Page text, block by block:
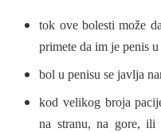
tok ove bolesti može
primete da im je penis
bol u penisu se javlja
kod velikog broja
na stranu, na gore, ili